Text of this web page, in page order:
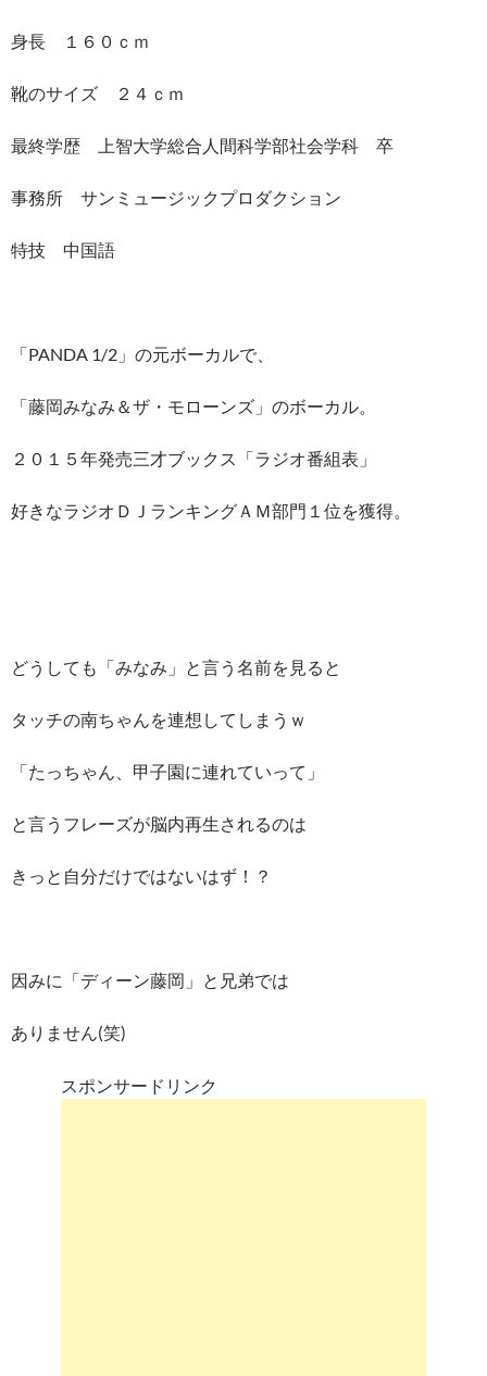
身長 １６０ｃｍ
靴のサイズ ２４ｃｍ
最終学歴 上智大学総合人間科学部社会学科 卒
事務所 サンミュージックプロダクション
特技 中国語
「PANDA 1/2」の元ボーカルで、
「藤岡みなみ＆ザ・モローンズ」のボーカル。
２０１５年発売三才ブックス「ラジオ番組表」
好きなラジオＤＪランキングＡＭ部門１位を獲得。
どうしても「みなみ」と言う名前を見ると
タッチの南ちゃんを連想してしまうｗ
「たっちゃん、甲子園に連れていって」
と言うフレーズが脳内再生されるのは
きっと自分だけではないはず！？
因みに「ディーン藤岡」と兄弟では
ありません(笑)
スポンサードリンク